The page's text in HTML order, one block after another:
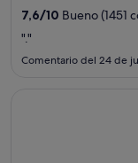
sus habitaciones.
encuentran cerca
Bullring & Grand
7,6/10 Bueno (1451
"."
Comentario del 24 de